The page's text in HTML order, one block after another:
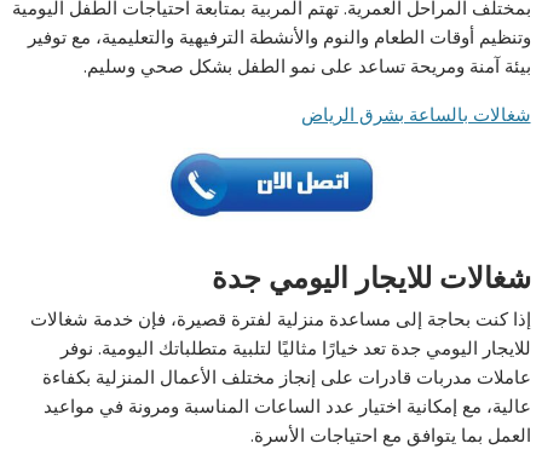
بمختلف المراحل العمرية. تهتم المربية بمتابعة احتياجات الطفل اليومية
وتنظيم أوقات الطعام والنوم والأنشطة الترفيهية والتعليمية، مع توفير
بيئة آمنة ومريحة تساعد على نمو الطفل بشكل صحي وسليم.
شغالات بالساعة بشرق الرياض
شغالات للايجار اليومي جدة
إذا كنت بحاجة إلى مساعدة منزلية لفترة قصيرة، فإن خدمة شغالات
للايجار اليومي جدة تعد خيارًا مثاليًا لتلبية متطلباتك اليومية. نوفر
عاملات مدربات قادرات على إنجاز مختلف الأعمال المنزلية بكفاءة
عالية، مع إمكانية اختيار عدد الساعات المناسبة ومرونة في مواعيد
العمل بما يتوافق مع احتياجات الأسرة.